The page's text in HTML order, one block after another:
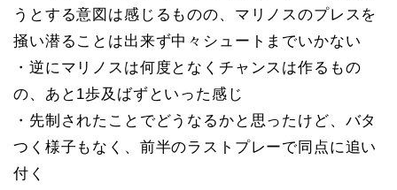
うとする意図は感じるものの、マリノスのプレスを
掻い潜ることは出来ず中々シュートまでいかない
・逆にマリノスは何度となくチャンスは作るもの
の、あと1歩及ばずといった感じ
・先制されたことでどうなるかと思ったけど、バタ
つく様子もなく、前半のラストプレーで同点に追い
付く